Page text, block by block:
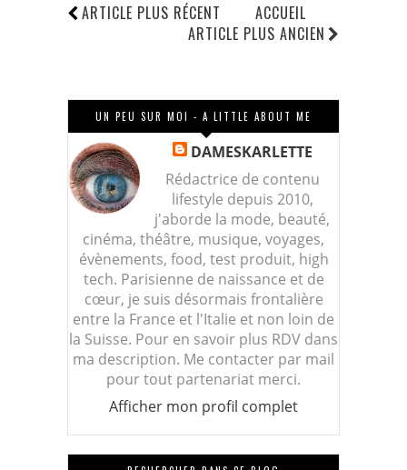
ARTICLE PLUS RÉCENT
ARTICLE PLUS ANCIEN
ACCUEIL
UN PEU SUR MOI - A LITTLE ABOUT ME
DAMESKARLETTE
Rédactrice de contenu
lifestyle depuis 2010,
j'aborde la mode, beauté,
cinéma, théâtre, musique, voyages,
évènements, food, test produit, high
tech. Parisienne de naissance et de
cœur, je suis désormais frontalière
entre la France et l'Italie et non loin de
la Suisse. Pour en savoir plus RDV dans
ma description. Me contacter par mail
pour tout partenariat merci.
Afficher mon profil complet